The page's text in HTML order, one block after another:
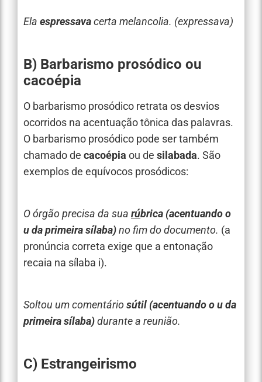
Ela espressavacerta melancolia. (expressava)
B) Barbarismo prosódico ou
cacoépia
O barbarismo prosódico retrata os desvios
ocorridos na acentuação tônica das palavras.
O barbarismo prosódico pode ser também
chamado de cacoépia ou de silabada. São
exemplos de equívocos prosódicos:
O órgão precisa da sua rúbrica (acentuando o
u da primeira sílaba)no fim do documento. (a
pronúncia correta exige que a entonação
recaia na sílaba i).
Soltou um comentáriosútil (acentuando o u da
primeira sílaba)durante a reunião.
C) Estrangeirismo